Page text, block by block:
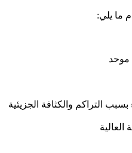
ما يلي:
التراكم والكثافة الجزيئية